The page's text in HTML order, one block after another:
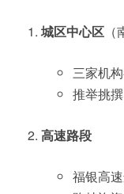
城区中心区
三家机
推举挑
高速路段
福银高